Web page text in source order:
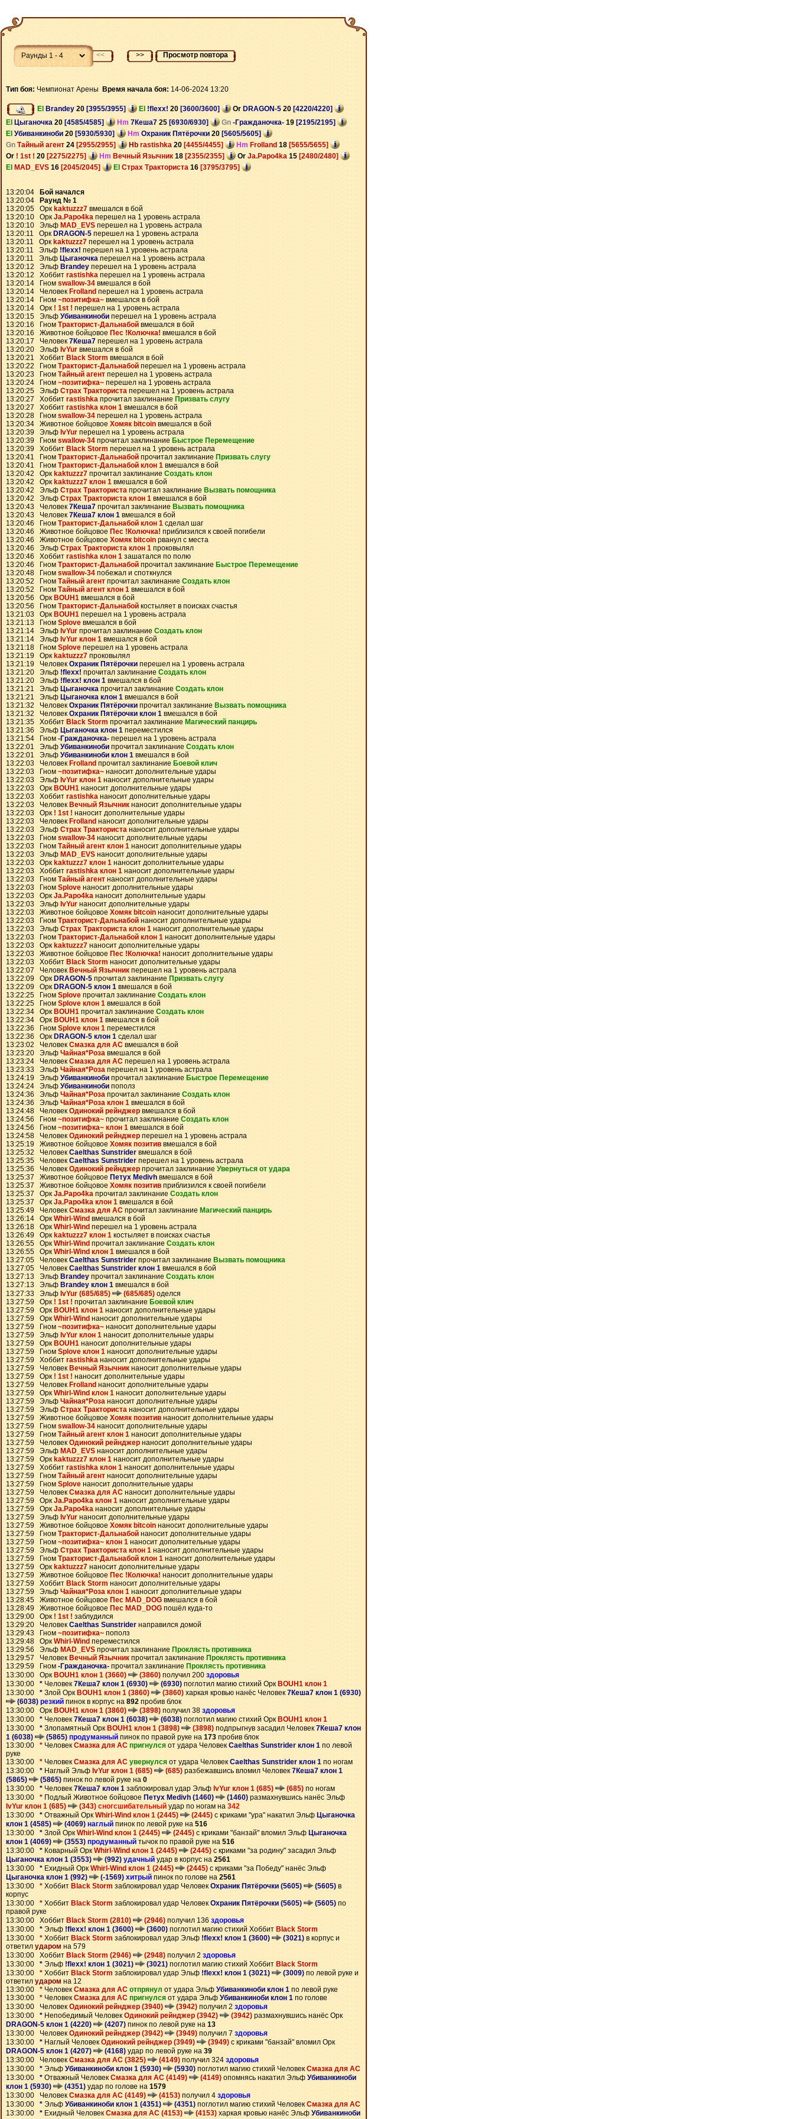
<< >> Просмотр повтора
Тип боя: Чемпионат Арены Время начала боя: 14-06-2024 13:20
El Brandey 20 [3955/3955] El !flexx! 20 [3600/3600] Or DRAGON-5 20 [4220/4220]
El Цыганочка 20 [4585/4585] Hm 7Кеша7 25 [6930/6930] Gn -Гражданочка- 19 [2195/2195]
El Убиванкиноби 20 [5930/5930] Hm Охраник Пятёрочки 20 [5605/5605]
Gn Тайный агент 24 [2955/2955] Hb rastishka 20 [4455/4455] Hm Frolland 18 [5655/5655]
Or ! 1st ! 20 [2275/2275] Hm Вечный Язычник 18 [2355/2355] Or Ja.Papo4ka 15 [2480/2480]
El MAD_EVS 16 [2045/2045] El Страх Тракториста 16 [3795/3795]
13:20:04
Бой начался
13:20:04
Раунд № 1
13:20:05 Орк kaktuzzz7 вмешался в бой
13:20:10 ОркJa.Papo4ka перешел на 1 уровень астрала
13:20:10 Эльф MAD_EVS перешел на 1 уровень астрала
13:20:11 Орк DRAGON-5 перешел на 1 уровень астрала
13:20:11 Орк kaktuzzz7 перешел на 1 уровень астрала
13:20:11 Эльф !flexx! перешел на 1 уровень астрала
13:20:11 Эльф Цыганочка перешел на 1 уровень астрала
13:20:12 Эльф Brandey перешел на 1 уровень астрала
13:20:12 Хоббит rastishka перешел на 1 уровень астрала
13:20:14 Гном swallow-34 вмешался в бой
13:20:14 Человек Frolland перешел на 1 уровень астрала
13:20:14 Гном ~позитифка~ вмешался в бой
13:20:14 Орк ! 1st ! перешел на 1 уровень астрала
13:20:15 Эльф Убиванкиноби перешел на 1 уровень астрала
13:20:16 Гном Тракторист-Дальнабой вмешался в бой
13:20:16 Животное бойцовое Пес !Колючка! вмешался в бой
13:20:17 Человек7Кеша7 перешел на 1 уровень астрала
13:20:20 Эльф IvYur вмешался в бой
13:20:21 Хоббит Black Storm вмешался в бой
13:20:22 Гном Тракторист-Дальнабой перешел на 1 уровень астрала
13:20:23 Гном Тайный агент перешел на 1 уровень астрала
13:20:24 Гном ~позитифка~ перешел на 1 уровень астрала
13:20:25 Эльф Страх Тракториста перешел на 1 уровень астрала
13:20:27 Хоббит rastishka прочитал заклинание Призвать слугу
13:20:27 Хоббит rastishka клон 1 вмешался в бой
13:20:28 Гном swallow-34 перешел на 1 уровень астрала
13:20:34 Животное бойцовое Хомяк bitcoin вмешался в бой
13:20:39 Эльф IvYur перешел на 1 уровень астрала
13:20:39 Гном swallow-34 прочитал заклинание Быстрое Перемещение
13:20:39 Хоббит Black Storm перешел на 1 уровень астрала
13:20:41 Гном Тракторист-Дальнабой прочитал заклинание Призвать слугу
13:20:41 Гном Тракторист-Дальнабой клон 1 вмешался в бой
13:20:42 Орк kaktuzzz7 прочитал заклинание Создать клон
13:20:42 Орк kaktuzzz7 клон 1 вмешался в бой
13:20:42 Эльф Страх Тракториста прочитал заклинание Вызвать помощника
13:20:42 Эльф Страх Тракториста клон 1 вмешался в бой
13:20:43 Человек7Кеша7 прочитал заклинание Вызвать помощника
13:20:43 Человек7Кеша7 клон 1 вмешался в бой
13:20:46 Гном Тракторист-Дальнабой клон 1 сделал шаг
13:20:46 Животное бойцовое Пес !Колючка! приблизился к своей погибели
13:20:46 Животное бойцовое Хомяк bitcoin рванул с места
13:20:46 Эльф Страх Тракториста клон 1 проковылял
13:20:46 Хоббит rastishka клон 1 зашатался по полю
13:20:46 Гном Тракторист-Дальнабой прочитал заклинание Быстрое Перемещение
13:20:48 Гном swallow-34 побежал и споткнулся
13:20:52 Гном Тайный агент прочитал заклинание Создать клон
13:20:52 Гном Тайный агент клон 1 вмешался в бой
13:20:56 Орк BOUH1 вмешался в бой
13:20:56 Гном Тракторист-Дальнабой костыляет в поисках счастья
13:21:03 Орк BOUH1 перешел на 1 уровень астрала
13:21:13 Гном Splove вмешался в бой
13:21:14 Эльф IvYur прочитал заклинание Создать клон
13:21:14 Эльф IvYur клон 1 вмешался в бой
13:21:18 Гном Splove перешел на 1 уровень астрала
13:21:19 Орк kaktuzzz7 проковылял
13:21:19 Человек Охраник Пятёрочки перешел на 1 уровень астрала
13:21:20 Эльф !flexx! прочитал заклинание Создать клон
13:21:20 Эльф !flexx! клон 1 вмешался в бой
13:21:21 Эльф Цыганочка прочитал заклинание Создать клон
13:21:21 Эльф Цыганочка клон 1 вмешался в бой
13:21:32 ЧеловекОхраник Пятёрочки прочитал заклинание Вызвать помощника
13:21:32 ЧеловекОхраник Пятёрочки клон 1 вмешался в бой
13:21:35 Хоббит Black Storm прочитал заклинание Магический панцирь
13:21:36 Эльф Цыганочка клон 1 переместился
13:21:54 Гном -Гражданочка- перешел на 1 уровень астрала
13:22:01 Эльф Убиванкиноби прочитал заклинание Создать клон
13:22:01 Эльф Убиванкиноби клон 1 вмешался в бой
13:22:03 Человек Frolland прочитал заклинание Боевой клич
13:22:03 Гном ~позитифка~ наносит дополнительные удары
13:22:03 Эльф IvYur клон 1 наносит дополнительные удары
13:22:03 Орк BOUH1 наносит дополнительные удары
13:22:03 Хоббит rastishka наносит дополнительные удары
13:22:03 Человек Вечный Язычник наносит дополнительные удары
13:22:03 Орк ! 1st ! наносит дополнительные удары
13:22:03 Человек Frolland наносит дополнительные удары
13:22:03 Эльф Страх Тракториста наносит дополнительные удары
13:22:03 Гном swallow-34 наносит дополнительные удары
13:22:03 Гном Тайный агент клон 1 наносит дополнительные удары
13:22:03 Эльф MAD_EVS наносит дополнительные удары
13:22:03 Орк kaktuzzz7 клон 1 наносит дополнительные удары
13:22:03 Хоббит rastishka клон 1 наносит дополнительные удары
13:22:03 Гном Тайный агент наносит дополнительные удары
13:22:03 Гном Splove наносит дополнительные удары
13:22:03 ОркJa.Papo4ka наносит дополнительные удары
13:22:03 Эльф IvYur наносит дополнительные удары
13:22:03 Животное бойцовое Хомяк bitcoin наносит дополнительные удары
13:22:03 Гном Тракторист-Дальнабой наносит дополнительные удары
13:22:03 Эльф Страх Тракториста клон 1 наносит дополнительные удары
13:22:03 Гном Тракторист-Дальнабой клон 1 наносит дополнительные удары
13:22:03 Орк kaktuzzz7 наносит дополнительные удары
13:22:03 Животное бойцовое Пес !Колючка! наносит дополнительные удары
13:22:03 Хоббит Black Storm наносит дополнительные удары
13:22:07 Человек Вечный Язычник перешел на 1 уровень астрала
13:22:09 Орк DRAGON-5 прочитал заклинание Призвать слугу
13:22:09 Орк DRAGON-5 клон 1 вмешался в бой
13:22:25 Гном Splove прочитал заклинание Создать клон
13:22:25 Гном Splove клон 1 вмешался в бой
13:22:34 Орк BOUH1 прочитал заклинание Создать клон
13:22:34 Орк BOUH1 клон 1 вмешался в бой
13:22:36 Гном Splove клон 1 переместился
13:22:36 Орк DRAGON-5 клон 1 сделал шаг
13:23:02 ЧеловекСмазка для АС вмешался в бой
13:23:20 Эльф Чайная*Роза вмешался в бой
13:23:24 Человек Смазка для АС перешел на 1 уровень астрала
13:23:33 Эльф Чайная*Роза перешел на 1 уровень астрала
13:24:19 Эльф Убиванкиноби прочитал заклинание Быстрое Перемещение
13:24:24 Эльф Убиванкиноби пополз
13:24:36 Эльф Чайная*Роза прочитал заклинание Создать клон
13:24:36 Эльф Чайная*Роза клон 1 вмешался в бой
13:24:48 ЧеловекОдинокий рейнджер вмешался в бой
13:24:56 Гном ~позитифка~ прочитал заклинание Создать клон
13:24:56 Гном ~позитифка~ клон 1 вмешался в бой
13:24:58 ЧеловекОдинокий рейнджер перешел на 1 уровень астрала
13:25:19 Животное бойцовое Хомяк позитив вмешался в бой
13:25:32 ЧеловекCaelthas Sunstrider вмешался в бой
13:25:35 Человек Caelthas Sunstrider перешел на 1 уровень астрала
13:25:36 ЧеловекОдинокий рейнджер прочитал заклинание Увернуться от удара
13:25:37 Животное бойцовое Петух Medivh вмешался в бой
13:25:37 Животное бойцовое Хомяк позитив приблизился к своей погибели
13:25:37 ОркJa.Papo4ka прочитал заклинание Создать клон
13:25:37 ОркJa.Papo4ka клон 1 вмешался в бой
13:25:49 ЧеловекСмазка для АС прочитал заклинание Магический панцирь
13:26:14 ОркWhirl-Wind вмешался в бой
13:26:18 ОркWhirl-Wind перешел на 1 уровень астрала
13:26:49 Орк kaktuzzz7 клон 1 костыляет в поисках счастья
13:26:55 ОркWhirl-Wind прочитал заклинание Создать клон
13:26:55 ОркWhirl-Wind клон 1 вмешался в бой
13:27:05 Человек Caelthas Sunstrider прочитал заклинание Вызвать помощника
13:27:05 ЧеловекCaelthas Sunstrider клон 1 вмешался в бой
13:27:13 Эльф Brandey прочитал заклинание Создать клон
13:27:13 Эльф Brandey клон 1 вмешался в бой
13:27:33 Эльф IvYur (685/685) (685/685) оделся
13:27:59 Орк ! 1st ! прочитал заклинание Боевой клич
13:27:59 Орк BOUH1 клон 1 наносит дополнительные удары
13:27:59 ОркWhirl-Wind наносит дополнительные удары
13:27:59 Гном ~позитифка~ наносит дополнительные удары
13:27:59 Эльф IvYur клон 1 наносит дополнительные удары
13:27:59 Орк BOUH1 наносит дополнительные удары
13:27:59 Гном Splove клон 1 наносит дополнительные удары
13:27:59 Хоббит rastishka наносит дополнительные удары
13:27:59 Человек Вечный Язычник наносит дополнительные удары
13:27:59 Орк ! 1st ! наносит дополнительные удары
13:27:59 Человек Frolland наносит дополнительные удары
13:27:59 ОркWhirl-Wind клон 1 наносит дополнительные удары
13:27:59 Эльф Чайная*Роза наносит дополнительные удары
13:27:59 Эльф Страх Тракториста наносит дополнительные удары
13:27:59 Животное бойцовое Хомяк позитив наносит дополнительные удары
13:27:59 Гном swallow-34 наносит дополнительные удары
13:27:59 Гном Тайный агент клон 1 наносит дополнительные удары
13:27:59 ЧеловекОдинокий рейнджер наносит дополнительные удары
13:27:59 Эльф MAD_EVS наносит дополнительные удары
13:27:59 Орк kaktuzzz7 клон 1 наносит дополнительные удары
13:27:59 Хоббит rastishka клон 1 наносит дополнительные удары
13:27:59 Гном Тайный агент наносит дополнительные удары
13:27:59 Гном Splove наносит дополнительные удары
13:27:59 Человек Смазка для АС наносит дополнительные удары
13:27:59 ОркJa.Papo4ka клон 1 наносит дополнительные удары
13:27:59 Орк Ja.Papo4ka наносит дополнительные удары
13:27:59 Эльф IvYur наносит дополнительные удары
13:27:59 Животное бойцовое Хомяк bitcoin наносит дополнительные удары
13:27:59 Гном Тракторист-Дальнабой наносит дополнительные удары
13:27:59 Гном ~позитифка~ клон 1 наносит дополнительные удары
13:27:59 Эльф Страх Тракториста клон 1 наносит дополнительные удары
13:27:59 Гном Тракторист-Дальнабой клон 1 наносит дополнительные удары
13:27:59 Орк kaktuzzz7 наносит дополнительные удары
13:27:59 Животное бойцовое Пес !Колючка! наносит дополнительные удары
13:27:59 Хоббит Black Storm наносит дополнительные удары
13:27:59 Эльф Чайная*Роза клон 1 наносит дополнительные удары
13:28:45 Животное бойцовое Пес MAD_DOG вмешался в бой
13:28:49 Животное бойцовое Пес MAD_DOG пошёл куда-то
13:29:00 Орк ! 1st ! заблудился
13:29:20 Человек Caelthas Sunstrider направился домой
13:29:43 Гном ~позитифка~ пополз
13:29:48 Орк Whirl-Wind переместился
13:29:56 Эльф MAD_EVS прочитал заклинание Проклясть противника
13:29:57 Человек Вечный Язычник прочитал заклинание Проклясть противника
13:29:59 Гном -Гражданочка- прочитал заклинание Проклясть противника
13:30:00 Орк BOUH1 клон 1 (3660) (3860) получил 200 здоровья
13:30:00 * Человек 7Кеша7 клон 1 (6930) (6930) поглотил магию стихий Орк BOUH1 клон 1
13:30:00 * Злой Орк BOUH1 клон 1 (3860) (3860) харкая кровью нанёс Человек7Кеша7 клон 1 (6930)
(6038) резкий пинок в корпус на 892 пробив блок
13:30:00 Орк BOUH1 клон 1 (3860) (3898) получил 38 здоровья
13:30:00 * Человек7Кеша7 клон 1 (6038) (6038) поглотил магию стихий Орк BOUH1 клон 1
13:30:00 * Злопамятный Орк BOUH1 клон 1 (3898) (3898) подпрыгнув засадил Человек 7Кеша7 клон
1 (6038)
(5865) продуманный пинок по правой руке на 173 пробив блок
13:30:00 * Человек Смазка для АС пригнулся от удара Человек Caelthas Sunstrider клон 1 по левой
руке
13:30:00 * ЧеловекСмазка для АС увернулся от удара Человек Caelthas Sunstrider клон 1 по ногам
13:30:00 * Наглый Эльф IvYur клон 1 (685) (685) разбежавшись вломил Человек7Кеша7 клон 1
(5865)
(5865) пинок по левой руке на 0
13:30:00 * Человек7Кеша7 клон 1 заблокировал удар Эльф IvYur клон 1 (685) (685) по ногам
13:30:00 * Подлый Животное бойцовое Петух Medivh (1460) (1460) размахнувшись нанёс Эльф
IvYur клон 1 (685)
(343) сногсшибательный удар по ногам на 342
13:30:00 * Отважный ОркWhirl-Wind клон 1 (2445) (2445) с криками "ура" накатил Эльф Цыганочка
клон 1 (4585)
(4069) наглый пинок по левой руке на 516
13:30:00 * Злой ОркWhirl-Wind клон 1 (2445) (2445) с криками "банзай" вломил Эльф Цыганочка
клон 1 (4069)
(3553) продуманный тычок по правой руке на 516
13:30:00 * Коварный ОркWhirl-Wind клон 1 (2445) (2445) с криками "за родину" засадил Эльф
Цыганочка клон 1 (3553)
(992) удачный удар в корпус на 2561
13:30:00 * Ехидный ОркWhirl-Wind клон 1 (2445) (2445) с криками "за Победу" нанёс Эльф
Цыганочка клон 1 (992)
(-1569) хитрый пинок по голове на 2561
13:30:00 * Хоббит Black Storm заблокировал удар ЧеловекОхраник Пятёрочки (5605) (5605) в
корпус
13:30:00 * Хоббит Black Storm заблокировал удар ЧеловекОхраник Пятёрочки (5605) (5605) по
правой руке
13:30:00 Хоббит Black Storm (2810) (2946) получил 136 здоровья
13:30:00 * Эльф !flexx! клон 1 (3600) (3600) поглотил магию стихий Хоббит Black Storm
13:30:00 * Хоббит Black Storm заблокировал удар Эльф !flexx! клон 1 (3600) (3021) в корпус и
ответил ударом на 579
13:30:00 Хоббит Black Storm (2946) (2948) получил 2 здоровья
13:30:00 * Эльф !flexx! клон 1 (3021) (3021) поглотил магию стихий Хоббит Black Storm
13:30:00 * Хоббит Black Storm заблокировал удар Эльф !flexx! клон 1 (3021) (3009) по левой руке и
ответил ударом на 12
13:30:00 * ЧеловекСмазка для АС отпрянул от удара Эльф Убиванкиноби клон 1 по левой руке
13:30:00 * ЧеловекСмазка для АС пригнулся от удара Эльф Убиванкиноби клон 1 по голове
13:30:00 ЧеловекОдинокий рейнджер (3940) (3942) получил 2 здоровья
13:30:00 * Непобедимый ЧеловекОдинокий рейнджер (3942) (3942) размахнувшись нанёс Орк
DRAGON-5 клон 1 (4220)
(4207) пинок по левой руке на 13
13:30:00 ЧеловекОдинокий рейнджер (3942) (3949) получил 7 здоровья
13:30:00 * Наглый ЧеловекОдинокий рейнджер (3949) (3949) с криками "банзай" вломил Орк
DRAGON-5 клон 1 (4207)
(4168) удар по левой руке на 39
13:30:00 Человек Смазка для АС (3825) (4149) получил 324 здоровья
13:30:00 * Эльф Убиванкиноби клон 1 (5930) (5930) поглотил магию стихий Человек Смазка для АС
13:30:00 * Отважный ЧеловекСмазка для АС (4149) (4149) опомнясь накатил Эльф Убиванкиноби
клон 1 (5930)
(4351) удар по голове на 1579
13:30:00 ЧеловекСмазка для АС (4149) (4153) получил 4 здоровья
13:30:00 * Эльф Убиванкиноби клон 1 (4351) (4351) поглотил магию стихий Человек Смазка для АС
13:30:00 * Ехидный ЧеловекСмазка для АС (4153) (4153) харкая кровью нанёс Эльф Убиванкиноби